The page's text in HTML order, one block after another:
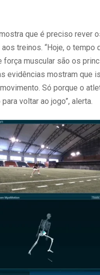
que é preciso rever
treinos. “Hoje, o tempo
força muscular são os
evidências mostram que
Só porque o
voltar ao jogo”, alerta.